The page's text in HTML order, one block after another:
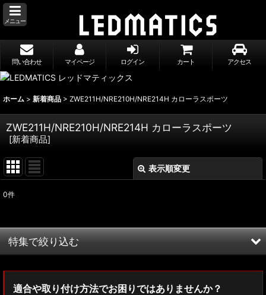
メニュー
問い合わせ マイページ ログイン カート アクセス
ホーム > 新着商品 > ZWE211H/NRE210H/NRE214H カローラスポーツ
ZWE211H/NRE210H/NRE214H カローラスポーツ
[新着商品]
表示順変更
並び順:
0件
特集で絞り込む
適合や取り付け方法でお困りではありませんか？